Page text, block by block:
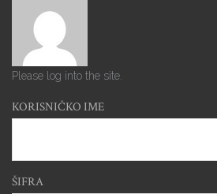
Please log into the site.
KORISNIČKO IME
ŠIFRA